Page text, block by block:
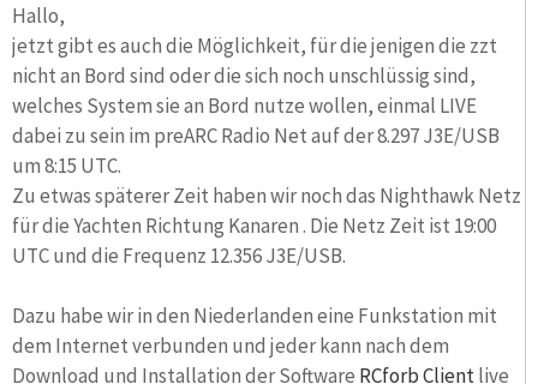
Hallo,
jetzt gibt es auch die Möglichkeit, für die jenigen die zzt
nicht an Bord sind oder die sich noch unschlüssig sind,
welches System sie an Bord nutze wollen, einmal LIVE
dabei zu sein im preARC Radio Net auf der 8.297 J3E/USB
um 8:15 UTC.
Zu etwas späterer Zeit haben wir noch das Nighthawk Netz
für die Yachten Richtung Kanaren . Die Netz Zeit ist 19:00
UTC und die Frequenz 12.356 J3E/USB.
Dazu habe wir in den Niederlanden eine Funkstation mit
dem Internet verbunden und jeder kann nach dem
Download und Installation der Software RCforb Clientlive